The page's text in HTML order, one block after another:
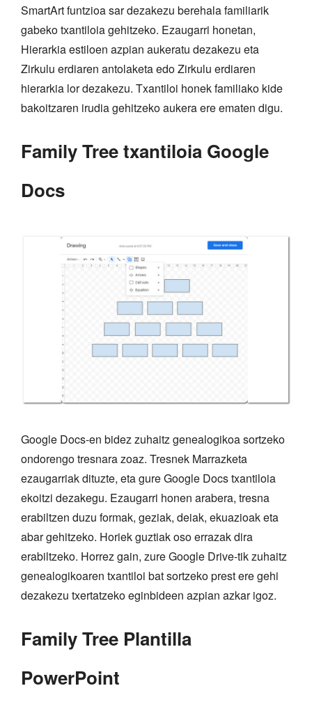
SmartArt funtzioa sar dezakezu berehala familiarik
gabeko txantiloia gehitzeko. Ezaugarri honetan,
Hierarkia estiloen azpian aukeratu dezakezu eta
Zirkulu erdiaren antolaketa edo Zirkulu erdiaren
hierarkia lor dezakezu. Txantiloi honek familiako kide
bakoitzaren irudia gehitzeko aukera ere ematen digu.
Family Tree txantiloia Google
Docs
Google Docs-en bidez zuhaitz genealogikoa sortzeko
ondorengo tresnara zoaz. Tresnek Marrazketa
ezaugarriak dituzte, eta gure Google Docs txantiloia
ekoitzi dezakegu. Ezaugarri honen arabera, tresna
erabiltzen duzu formak, geziak, deiak, ekuazioak eta
abar gehitzeko. Horiek guztiak oso errazak dira
erabiltzeko. Horrez gain, zure Google Drive-tik zuhaitz
genealogikoaren txantiloi bat sortzeko prest ere gehi
dezakezu txertatzeko eginbideen azpian azkar igoz.
Family Tree Plantilla
PowerPoint